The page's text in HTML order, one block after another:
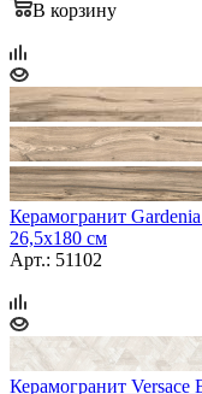
В корзину
Керамогранит
26,5x180 см
Арт.: 51102
Керамогранит Versace